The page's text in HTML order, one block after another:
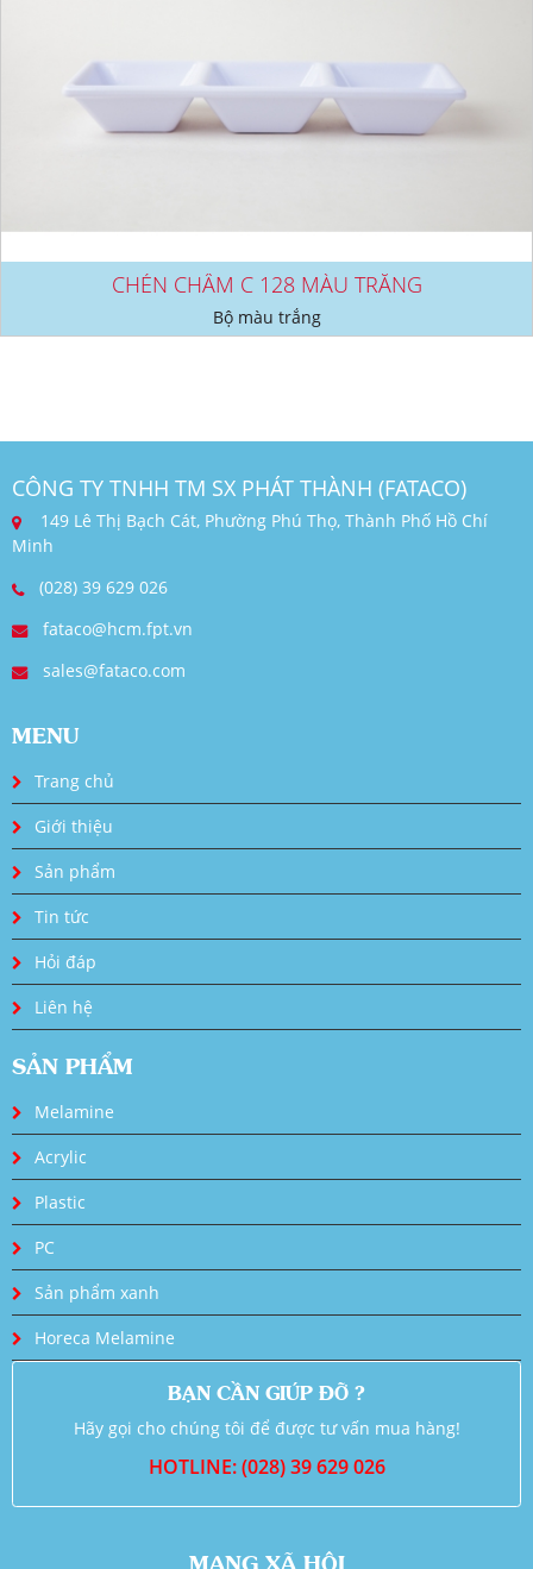
CHÉN CHẤM C 128 MÀU TRẮNG
Bộ màu trắng
CÔNG TY TNHH TM SX PHÁT THÀNH (FATACO)
149 Lê Thị Bạch Cát, Phường Phú Thọ, Thành Phố Hồ Chí
Minh
(028) 39 629 026
fataco@hcm.fpt.vn
sales@fataco.com
MENU
Trang chủ
Giới thiệu
Sản phẩm
Tin tức
Hỏi đáp
Liên hệ
SẢN PHẨM
Melamine
Acrylic
Plastic
PC
Sản phẩm xanh
Horeca Melamine
BẠN CẦN GIÚP ĐỠ ?
Hãy gọi cho chúng tôi để được tư vấn mua hàng!
HOTLINE: (028) 39 629 026
MẠNG XÃ HỘI